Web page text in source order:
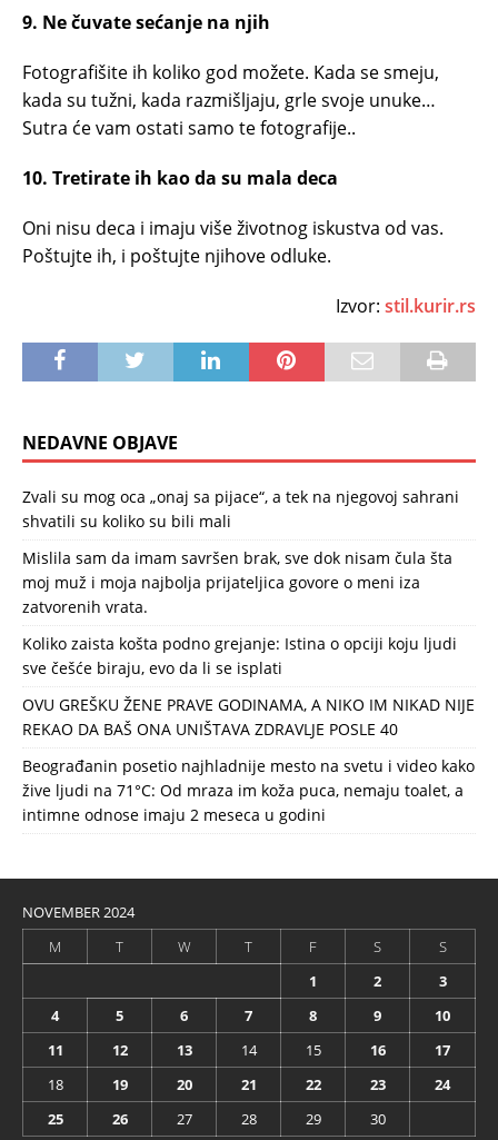
9. Ne čuvate sećanje na njih
Fotografišite ih koliko god možete. Kada se smeju,
kada su tužni, kada razmišljaju, grle svoje unuke…
Sutra će vam ostati samo te fotografije..
10. Tretirate ih kao da su mala deca
Oni nisu deca i imaju više životnog iskustva od vas.
Poštujte ih, i poštujte njihove odluke.
Izvor: stil.kurir.rs
NEDAVNE OBJAVE
Zvali su mog oca „onaj sa pijace“, a tek na njegovoj sahrani
shvatili su koliko su bili mali
Mislila sam da imam savršen brak, sve dok nisam čula šta
moj muž i moja najbolja prijateljica govore o meni iza
zatvorenih vrata.
Koliko zaista košta podno grejanje: Istina o opciji koju ljudi
sve češće biraju, evo da li se isplati
OVU GREŠKU ŽENE PRAVE GODINAMA, A NIKO IM NIKAD NIJE
REKAO DA BAŠ ONA UNIŠTAVA ZDRAVLJE POSLE 40
Beograđanin posetio najhladnije mesto na svetu i video kako
žive ljudi na 71°C: Od mraza im koža puca, nemaju toalet, a
intimne odnose imaju 2 meseca u godini
NOVEMBER 2024
M
T W T F S
S
1
2
3
4
5 6 7 8 9
10
11
12 13 14 15 16
17
18
19 20 21 22 23
24
25
26 27 28 29
30